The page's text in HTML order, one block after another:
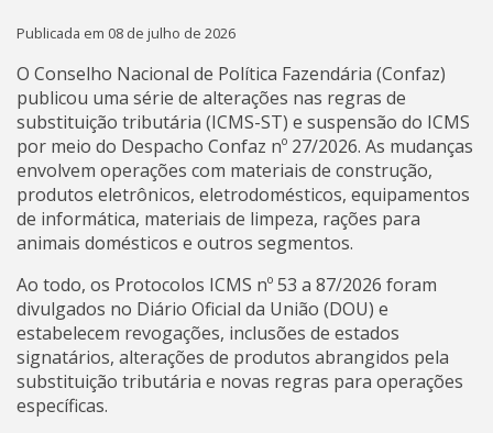
Publicada em 08 de julho de 2026
O Conselho Nacional de Política Fazendária (Confaz)
publicou uma série de alterações nas regras de
substituição tributária (ICMS-ST) e suspensão do ICMS
por meio do Despacho Confaz nº 27/2026. As mudanças
envolvem operações com materiais de construção,
produtos eletrônicos, eletrodomésticos, equipamentos
de informática, materiais de limpeza, rações para
animais domésticos e outros segmentos.
Ao todo, os Protocolos ICMS nº 53 a 87/2026 foram
divulgados no Diário Oficial da União (DOU) e
estabelecem revogações, inclusões de estados
signatários, alterações de produtos abrangidos pela
substituição tributária e novas regras para operações
específicas.